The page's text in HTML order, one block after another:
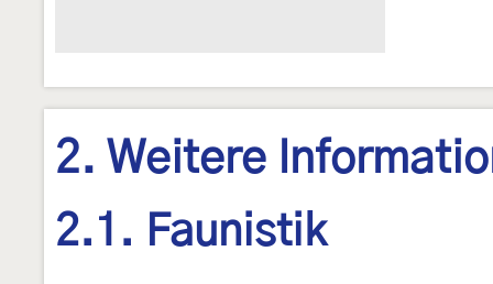
2. Weitere
2.1. Faunistik